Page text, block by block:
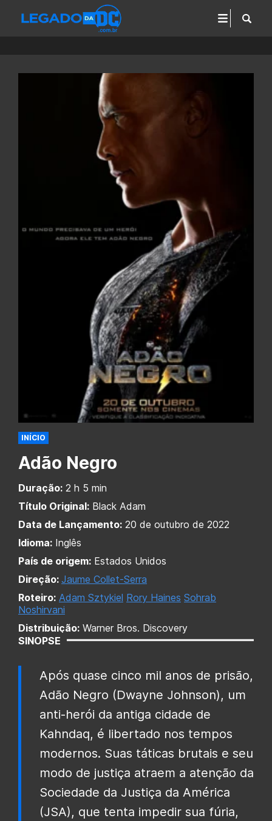
INÍCIO
Adão Negro
Duração: 2 h 5 min
Título Original: Black Adam
Data de Lançamento: 20 de outubro de 2022
Idioma: Inglês
País de origem: Estados Unidos
Direção: Jaume Collet-Serra
Roteiro: Adam Sztykiel Rory Haines Sohrab
Noshirvani
Distribuição: Warner Bros. Discovery
SINOPSE
Após quase cinco mil anos de prisão,
Adão Negro (Dwayne Johnson), um
anti-herói da antiga cidade de
Kahndaq, é libertado nos tempos
modernos. Suas táticas brutais e seu
modo de justiça atraem a atenção da
Sociedade da Justiça da América
(JSA), que tenta impedir sua fúria,